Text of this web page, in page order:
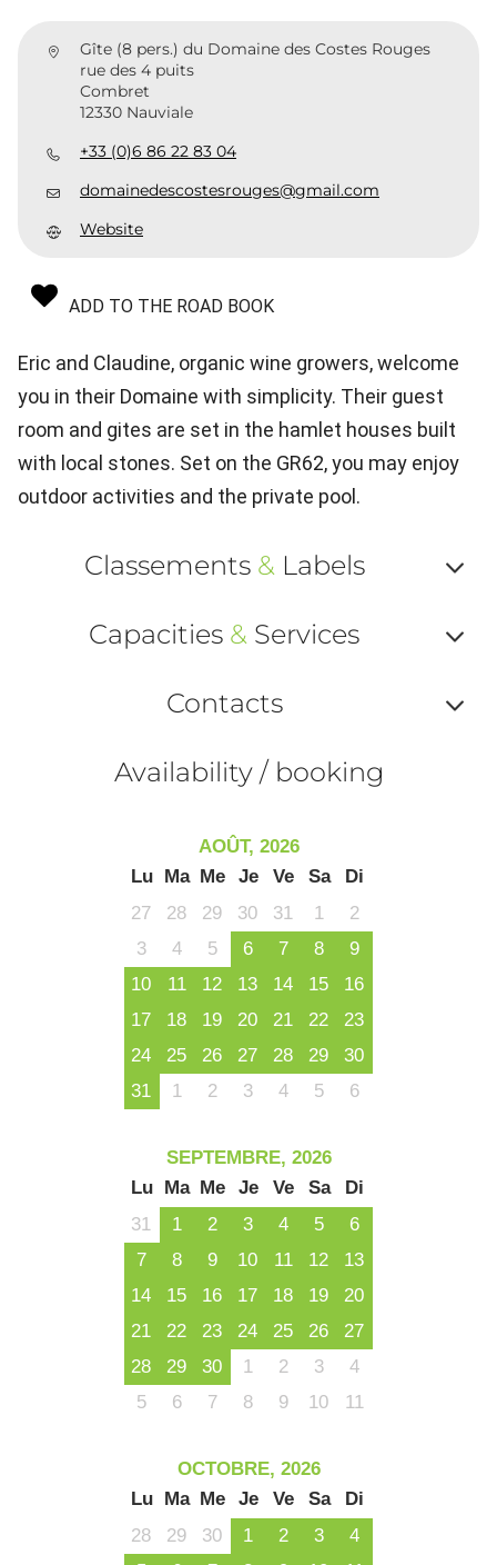
Gîte (8 pers.) du Domaine des Costes Rouges
rue des 4 puits
Combret
12330 Nauviale
+33 (0)6 86 22 83 04
domainedescostesrouges@gmail.com
Website
ADD TO THE ROAD BOOK
Eric and Claudine, organic wine growers, welcome
you in their Domaine with simplicity. Their guest
room and gites are set in the hamlet houses built
with local stones. Set on the GR62, you may enjoy
outdoor activities and the private pool.
Classements & Labels
ou
Capacities & Services
ou
Contacts
Availability / booking
AOÛT, 2026
Lu
Ma Me Je Ve Sa
Di
27
28 29 30 31 1
2
3
4 5 6 7 8
9
10
11 12 13 14 15
16
17
18 19 20 21 22
23
24
25 26 27 28 29
30
31
1 2 3 4 5 6
SEPTEMBRE, 2026
Lu
Ma Me Je Ve Sa
Di
31
1 2 3 4 5
6
7
8 9 10 11 12
13
14
15 16 17 18 19
20
21
22 23 24 25 26
27
28
29 30 1 2 3
4
5
6 7 8 9 10 11
OCTOBRE, 2026
Lu
Ma Me Je Ve Sa
Di
28
29 30 1 2 3
4